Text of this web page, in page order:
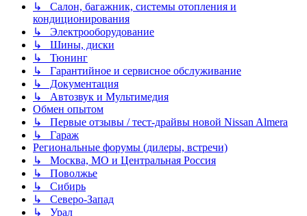
↳ Салон, багажник, системы отопления и
кондиционирования
↳ Электрооборудование
↳ Шины, диски
↳ Тюнинг
↳ Гарантийное и сервисное обслуживание
↳ Документация
↳ Автозвук и Мультимедия
Обмен опытом
↳ Первые отзывы / тест-драйвы новой Nissan Almera
↳ Гараж
Региональные форумы (дилеры, встречи)
↳ Москва, МО и Центральная Россия
↳ Поволжье
↳ Сибирь
↳ Северо-Запад
↳ Урал